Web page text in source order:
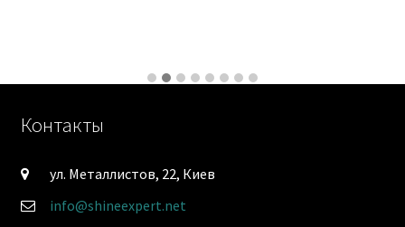
Контакты
ул. Металлистов, 22, Киев
info@shineexpert.net